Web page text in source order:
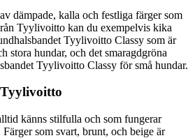
dämpade, kalla och festliga färger som
Tyylivoitto kan du exempelvis kika
Tyylivoitto Classy som är
stora hundar, och det smaragdgröna
Tyylivoitto Classy för små hundar.
känns stilfulla och som fungerar
som svart, brunt, och beige är